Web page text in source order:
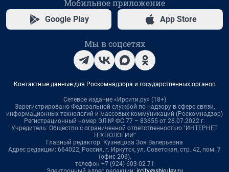
Мобильное приложение
Google Play App Store
Мы в соцсетях
Контактные данные для Роскомнадзора и государственных органов
Сетевое издание «Ирсити.ру» (18+)
Зарегистрировано Федеральной службой по надзору в сфере связи,
информационных технологий и массовых коммуникаций (Роскомнадзор)
Регистрационный номер ЭЛ № ФС 77 – 83655 от 26.07.2022 г.
Учредитель: Общество с ограниченной ответственностью "ИНТЕРНЕТ
ТЕХНОЛОГИИ"
Главный редактор: Кузнецова Зоя Валерьевна
Адрес редакции: 664022, Россия, г. Иркутск, ул. Советская, стр. 42, пом. 7
(офис 206),
телефон +7 (924) 603 02 71